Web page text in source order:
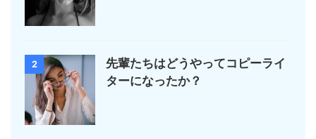
2
先輩たちはどうやってコピーライ
ターになったか？